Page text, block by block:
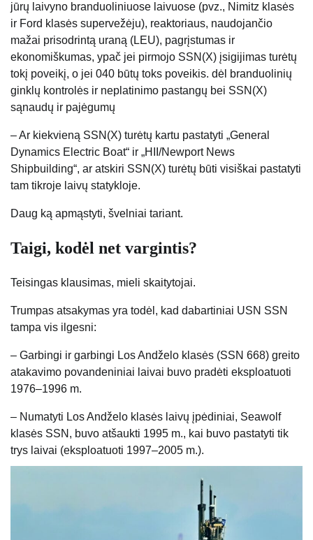
jūrų laivyno branduoliniuose laivuose (pvz., Nimitz klasės
ir Ford klasės supervežėju), reaktoriaus, naudojančio
mažai prisodrintą uraną (LEU), pagrįstumas ir
ekonomiškumas, ypač jei pirmojo SSN(X) įsigijimas turėtų
tokį poveikį, o jei 040 būtų toks poveikis. dėl branduolinių
ginklų kontrolės ir neplatinimo pastangų bei SSN(X)
sąnaudų ir pajėgumų
– Ar kiekvieną SSN(X) turėtų kartu pastatyti „General
Dynamics Electric Boat“ ir „HII/Newport News
Shipbuilding“, ar atskiri SSN(X) turėtų būti visiškai pastatyti
tam tikroje laivų statykloje.
Daug ką apmąstyti, švelniai tariant.
Taigi, kodėl net vargintis?
Teisingas klausimas, mieli skaitytojai.
Trumpas atsakymas yra todėl, kad dabartiniai USN SSN
tampa vis ilgesni:
– Garbingi ir garbingi Los Andželo klasės (SSN 668) greito
atakavimo povandeniniai laivai buvo pradėti eksploatuoti
1976–1996 m.
– Numatyti Los Andželo klasės laivų įpėdiniai, Seawolf
klasės SSN, buvo atšaukti 1995 m., kai buvo pastatyti tik
trys laivai (eksploatuoti 1997–2005 m.).